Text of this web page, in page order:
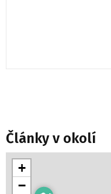
Články v okolí
+
−